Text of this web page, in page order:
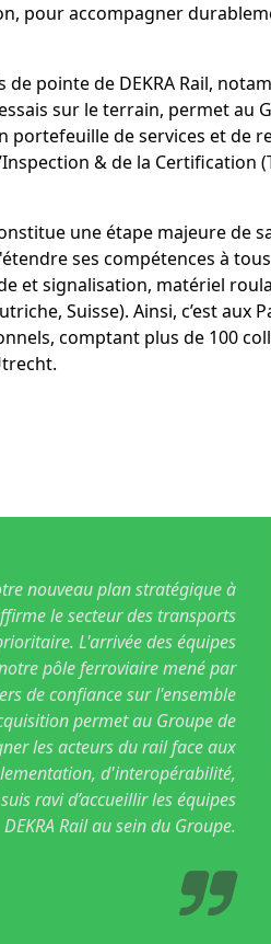
pour accompagner
pointe de DEKRA Rail,
sur le terrain, permet au
portefeuille de services et
& de la Certification
une étape majeure de
ses compétences à
et signalisation, matériel
Suisse). Ainsi, c’est aux
comptant plus de 100
nouveau plan stratégique à
le secteur des transports
L'arrivée des équipes
pôle ferroviaire mené par
de confiance sur l'ensemble
permet au Groupe de
les acteurs du rail face aux
d'interopérabilité,
ravi d’accueillir les équipes
DEKRA Rail au sein du Groupe.